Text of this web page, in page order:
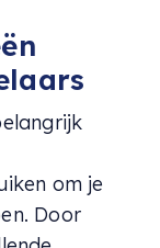
om je
Door